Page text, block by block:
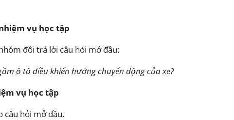
vụ học tập
đôi trả lời câu hỏi mở đầu:
ô tô điều khiển hướng chuyển động của xe?
vụ học tập
câu hỏi mở đầu.